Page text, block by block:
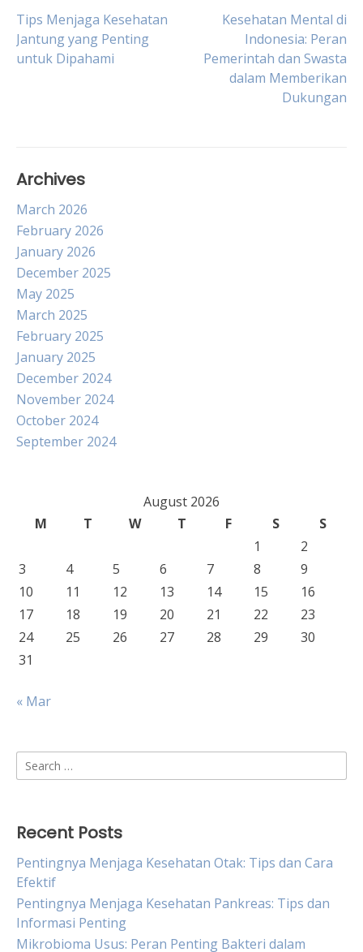
Post
navigation
Tips Menjaga Kesehatan
Jantung yang Penting
untuk Dipahami
Kesehatan Mental di
Indonesia: Peran
Pemerintah dan Swasta
dalam Memberikan
Dukungan
Archives
March 2026
February 2026
January 2026
December 2025
May 2025
March 2025
February 2025
January 2025
December 2024
November 2024
October 2024
September 2024
August 2026
M
T W T F S
S
1
2
3
4 5 6 7 8
9
10
11 12 13 14 15
16
17
18 19 20 21 22
23
24
25 26 27 28 29
30
31
« Mar
Search
for:
Recent Posts
Pentingnya Menjaga Kesehatan Otak: Tips dan Cara
Efektif
Pentingnya Menjaga Kesehatan Pankreas: Tips dan
Informasi Penting
Mikrobioma Usus: Peran Penting Bakteri dalam